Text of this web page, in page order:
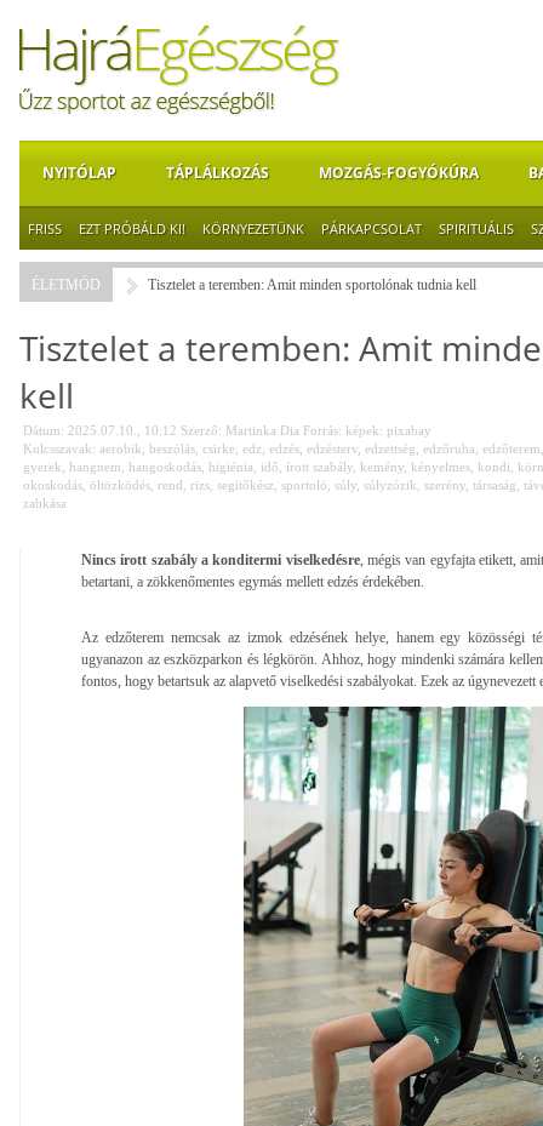
NYITÓLAP TÁPLÁLKOZÁS MOZGÁS-FOGYÓKÚRA
FRISS EZT PRÓBÁLD KI! KÖRNYEZETÜNK PÁRKAPCSOLAT SPIRITUÁLIS
ÉLETMÓD Tisztelet a teremben: Amit minden sportolónak tudnia kell
Tisztelet a teremben: Amit
kell
Dátum: 2025.07.10., 10:12 Szerző: Martinka Dia Forrás: képek: pixabay
Kulcsszavak: aerobik beszólás csirke edz edzés edzésterv edzettség edzőruha edzőterem
gyerek hangnem hangoskodás higiénia idő írott szabály kemény kényelmes kondi
okoskodás öltözködés rend rizs segítőkész sportoló súly súlyzózik szerény társaság
zabkása
Nincs írott szabály a konditermi viselkedésre, mégis van egyfajta etikett,
betartani, a zökkenőmentes egymás mellett edzés érdekében.
Az edzőterem nemcsak az izmok edzésének helye, hanem egy közösségi
ugyanazon az eszközparkon és légkörön. Ahhoz, hogy mindenki számára
fontos, hogy betartsuk az alapvető viselkedési szabályokat. Ezek az